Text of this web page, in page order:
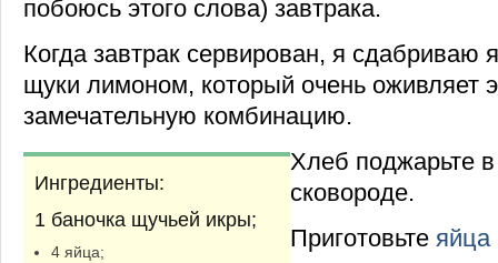
побоюсь этого слова) завтрака.
Когда завтрак сервирован, я сдабриваю
щуки лимоном, который очень оживляет
замечательную комбинацию.
Ингредиенты:
1 баночка щучьей икры;
4 яйца;
Хлеб поджарьте
сковороде.
Приготовьте яйца